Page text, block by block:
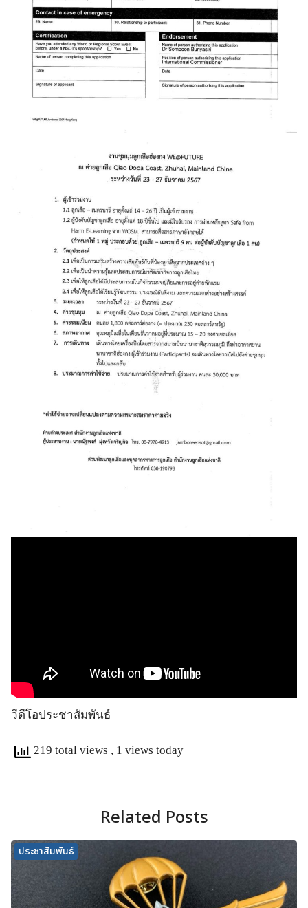
วีดีโอประชาสัมพันธ์
219 total views , 1 views today
Related Posts
ประชาสัมพันธ์